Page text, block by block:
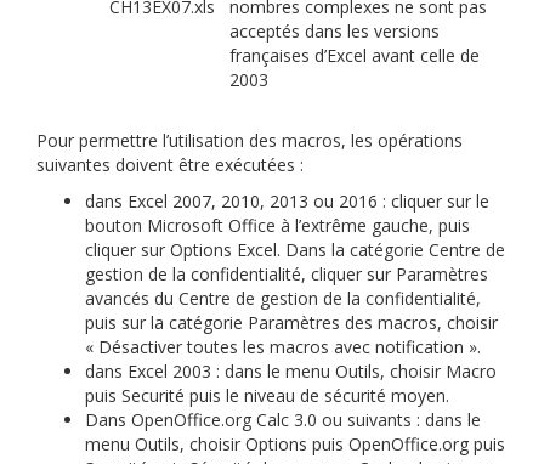
CH13EX07.xls
nombres complexes ne sont pas
acceptés dans les versions
françaises d’Excel avant celle de
2003
Pour permettre l’utilisation des macros, les opérations
suivantes doivent être exécutées :
dans Excel 2007, 2010, 2013 ou 2016 : cliquer sur le
bouton Microsoft Office à l’extrême gauche, puis
cliquer sur Options Excel. Dans la catégorie Centre de
gestion de la confidentialité, cliquer sur Paramètres
avancés du Centre de gestion de la confidentialité,
puis sur la catégorie Paramètres des macros, choisir
« Désactiver toutes les macros avec notification ».
dans Excel 2003 : dans le menu Outils, choisir Macro
puis Securité puis le niveau de sécurité moyen.
Dans OpenOffice.org Calc 3.0 ou suivants : dans le
menu Outils, choisir Options puis OpenOffice.org puis